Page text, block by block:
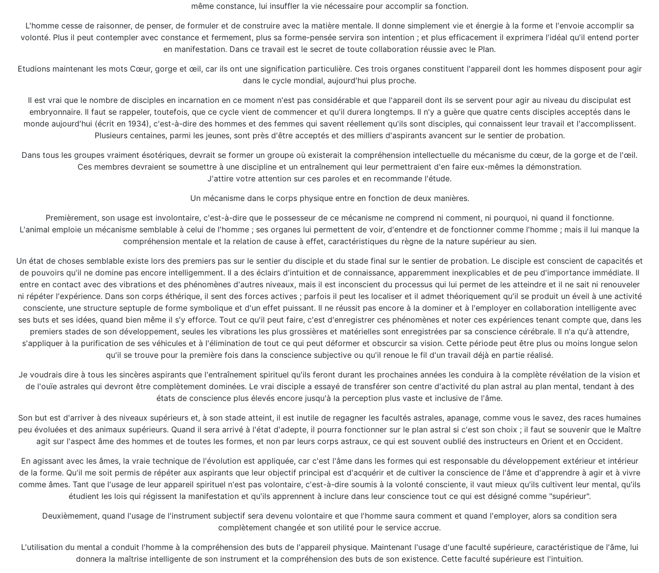
même constance, lui insuffler la vie nécessaire pour accomplir sa fonction.
L'homme cesse de raisonner, de penser, de formuler et de construire avec la matière mentale. Il donne simplement vie et énergie à la forme et l'envoie accomplir sa
volonté. Plus il peut contempler avec constance et fermement, plus sa forme-pensée servira son intention ; et plus efficacement il exprimera l'idéal qu'il entend porter
en manifestation. Dans ce travail est le secret de toute collaboration réussie avec le Plan.
Etudions maintenant les mots Cœur, gorge et œil, car ils ont une signification particulière. Ces trois organes constituent l'appareil dont les hommes disposent pour agir
dans le cycle mondial, aujourd'hui plus proche.
Il est vrai que le nombre de disciples en incarnation en ce moment n'est pas considérable et que l'appareil dont ils se servent pour agir au niveau du discipulat est
embryonnaire. Il faut se rappeler, toutefois, que ce cycle vient de commencer et qu'il durera longtemps. Il n'y a guère que quatre cents disciples acceptés dans le
monde aujourd'hui (écrit en 1934), c'est-à-dire des hommes et des femmes qui savent réellement qu'ils sont disciples, qui connaissent leur travail et l'accomplissent.
Plusieurs centaines, parmi les jeunes, sont près d'être acceptés et des milliers d'aspirants avancent sur le sentier de probation.
Dans tous les groupes vraiment ésotériques, devrait se former un groupe où existerait la compréhension intellectuelle du mécanisme du cœur, de la gorge et de l'œil.
Ces membres devraient se soumettre à une discipline et un entraînement qui leur permettraient d'en faire eux-mêmes la démonstration.
J'attire votre attention sur ces paroles et en recommande l'étude.
Un mécanisme dans le corps physique entre en fonction de deux manières.
Premièrement, son usage est involontaire, c'est-à-dire que le possesseur de ce mécanisme ne comprend ni comment, ni pourquoi, ni quand il fonctionne.
L'animal emploie un mécanisme semblable à celui de l'homme ; ses organes lui permettent de voir, d'entendre et de fonctionner comme l'homme ; mais il lui manque la
compréhension mentale et la relation de cause à effet, caractéristiques du règne de la nature supérieur au sien.
Un état de choses semblable existe lors des premiers pas sur le sentier du disciple et du stade final sur le sentier de probation. Le disciple est conscient de capacités et
de pouvoirs qu'il ne domine pas encore intelligemment. Il a des éclairs d'intuition et de connaissance, apparemment inexplicables et de peu d'importance immédiate. Il
entre en contact avec des vibrations et des phénomènes d'autres niveaux, mais il est inconscient du processus qui lui permet de les atteindre et il ne sait ni renouveler
ni répéter l'expérience. Dans son corps éthérique, il sent des forces actives ; parfois il peut les localiser et il admet théoriquement qu'il se produit un éveil à une activité
consciente, une structure septuple de forme symbolique et d'un effet puissant. Il ne réussit pas encore à la dominer et à l'employer en collaboration intelligente avec
ses buts et ses idées, quand bien même il s'y efforce. Tout ce qu'il peut faire, c'est d'enregistrer ces phénomènes et noter ces expériences tenant compte que, dans les
premiers stades de son développement, seules les vibrations les plus grossières et matérielles sont enregistrées par sa conscience cérébrale. Il n'a qu'à attendre,
s'appliquer à la purification de ses véhicules et à l'élimination de tout ce qui peut déformer et obscurcir sa vision. Cette période peut être plus ou moins longue selon
qu'il se trouve pour la première fois dans la conscience subjective ou qu'il renoue le fil d'un travail déjà en partie réalisé.
Je voudrais dire à tous les sincères aspirants que l'entraînement spirituel qu'ils feront durant les prochaines années les conduira à la complète révélation de la vision et
de l'ouïe astrales qui devront être complètement dominées. Le vrai disciple a essayé de transférer son centre d'activité du plan astral au plan mental, tendant à des
états de conscience plus élevés encore jusqu'à la perception plus vaste et inclusive de l'âme.
Son but est d'arriver à des niveaux supérieurs et, à son stade atteint, il est inutile de regagner les facultés astrales, apanage, comme vous le savez, des races humaines
peu évoluées et des animaux supérieurs. Quand il sera arrivé à l'état d'adepte, il pourra fonctionner sur le plan astral si c'est son choix ; il faut se souvenir que le Maître
agit sur l'aspect âme des hommes et de toutes les formes, et non par leurs corps astraux, ce qui est souvent oublié des instructeurs en Orient et en Occident.
En agissant avec les âmes, la vraie technique de l'évolution est appliquée, car c'est l'âme dans les formes qui est responsable du développement extérieur et intérieur
de la forme. Qu'il me soit permis de répéter aux aspirants que leur objectif principal est d'acquérir et de cultiver la conscience de l'âme et d'apprendre à agir et à vivre
comme âmes. Tant que l'usage de leur appareil spirituel n'est pas volontaire, c'est-à-dire soumis à la volonté consciente, il vaut mieux qu'ils cultivent leur mental, qu'ils
étudient les lois qui régissent la manifestation et qu'ils apprennent à inclure dans leur conscience tout ce qui est désigné comme "supérieur".
Deuxièmement, quand l'usage de l'instrument subjectif sera devenu volontaire et que l'homme saura comment et quand l'employer, alors sa condition sera
complètement changée et son utilité pour le service accrue.
L'utilisation du mental a conduit l'homme à la compréhension des buts de l'appareil physique. Maintenant l'usage d'une faculté supérieure, caractéristique de l'âme, lui
donnera la maîtrise intelligente de son instrument et la compréhension des buts de son existence. Cette faculté supérieure est l'intuition.